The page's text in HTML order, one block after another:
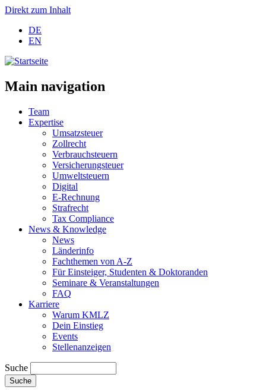
Direkt zum Inhalt
DE
EN
Main navigation
Team
Expertise
Umsatzsteuer
Zollrecht
Verbrauchsteuern
Versicherungsteuer
Umweltsteuern
Digital
E-Rechnung
Strafrecht
Tax Compliance
News & Knowledge
News
Länderinfo
Fachthemen von A-Z
Für Einsteiger, Studenten & Doktoranden
Seminare & Veranstaltungen
FAQ
Karriere
Warum KMLZ
Dein Einstieg
Events
Stellenanzeigen
Suche